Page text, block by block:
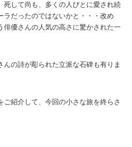
死して尚も、多くの人びとに愛され続
ラだったのではないかと・・・改め
俳優さんの人気の高さに驚かされた一
んの詩が彫られた立派な石碑も有りま
ご紹介して、今回の小さな旅を終らさ